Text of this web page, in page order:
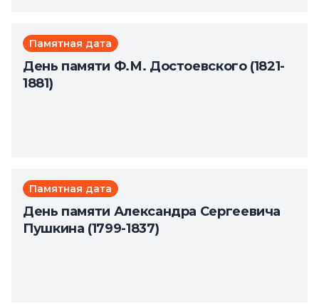
Памятная дата
День памяти Ф.М. Достоевского (1821-
1881)
Памятная дата
День памяти Александра Сергеевича
Пушкина (1799-1837)